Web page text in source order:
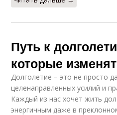
Путь к
которые
Долголетие – это не просто
целенаправленных усилий и
Каждый из нас хочет жить
энергичным даже в